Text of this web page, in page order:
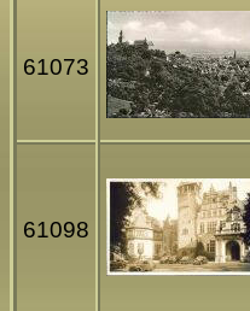
61073
61098